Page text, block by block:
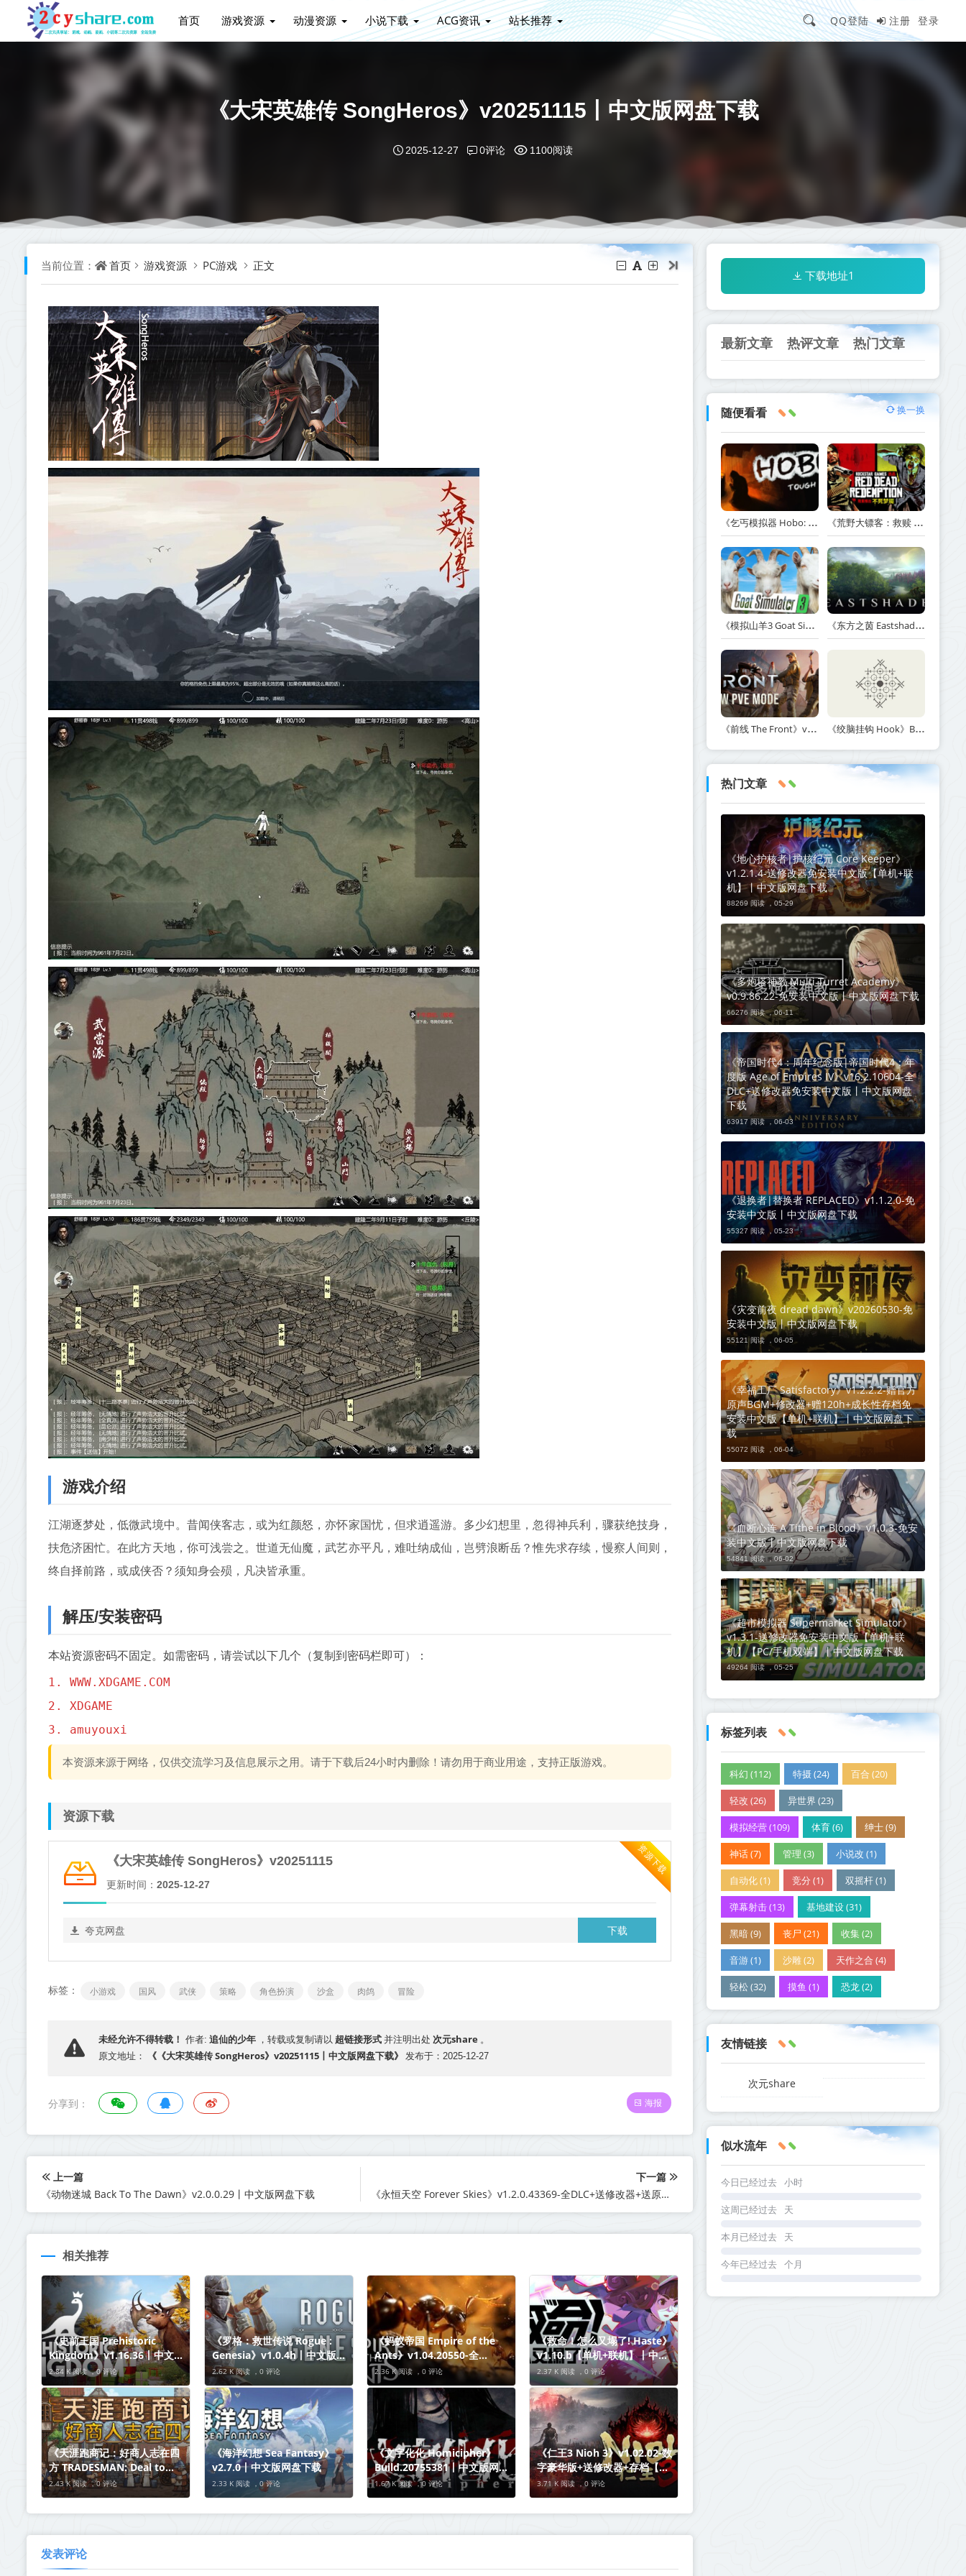
首页 游戏资源 动漫资源 小说下载 ACG资讯 站长推荐 QQ登陆 注册 登录
《大宋英雄传 SongHeros》v20251115丨中文版网盘下载
2025-12-27 0评论 1100阅读
当前位置： 首页 游戏资源 PC游戏 正文
游戏介绍
江湖逐梦处，低微武境中。昔闻侠客志，或为红颜怒，亦怀家国忧，但求逍遥游。多少幻想里，忽得神兵利，骤获绝技身，
扶危济困忙。在此方天地，你可浅尝之。世道无仙魔，武艺亦平凡，难吐纳成仙，岂劈浪断岳？惟先求存续，慢察人间则，
终自择前路，或成侠否？须知身会殒，凡决皆承重。
解压/安装密码
本站资源密码不固定。如需密码，请尝试以下几个（复制到密码栏即可）：
1. WWW.XDGAME.COM
2. XDGAME
3. amuyouxi
本资源来源于网络，仅供交流学习及信息展示之用。请于下载后24小时内删除！请勿用于商业用途，支持正版游戏。
资源下载
资源下载
《大宋英雄传 SongHeros》v20251115
更新时间： 2025-12-27
下载
夸克网盘
标签： 小游戏 国风 武侠 策略 角色扮演 沙盒 肉鸽 冒险
未经允许不得转载！ 作者: 追仙的少年 ，转载或复制请以 超链接形式 并注明出处 次元share 。
原文地址：
《《大宋英雄传 SongHeros》v20251115丨中文版网盘下载》 发布于：2025-12-27
分享到： 海报
上一篇
《动物迷城 Back To The Dawn》v2.0.0.29丨中文版网盘下载
下一篇
《永恒天空 Forever Skies》v1.2.0.43369-全DLC+送修改器+送原声带【单机+联机】丨中文版网盘下载
相关推荐
《史前王国 Prehistoric
Kingdom》v1.16.36丨中文版
网盘下载
2.84 K 阅读 ，0 评论
《罗格：救世传说 Rogue :
Genesia》v1.0.4h丨中文版网
盘下载
2.62 K 阅读 ， 0 评论
《蚂蚁帝国 Empire of the
Ants》v1.04.20550-全
DLC【单机+联机】丨中文版
网盘下载
2.36 K 阅读 ， 0 评论
《救命！怎么又塌了! Haste》
v1.10.b【单机+联机】丨中文
版网盘下载
2.37 K 阅读 ， 0 评论
《天涯跑商记：好商人志在四
方 TRADESMAN: Deal to
Dealer》Build.21003541丨
中文版网盘下载
2.43 K 阅读 ，0 评论
《海洋幻想 Sea Fantasy》
v2.7.0丨中文版网盘下载
2.33 K 阅读 ， 0 评论
《文字化化 Homicipher》
Build.20755381丨中文版网盘
下载
1.67 K 阅读 ，0 评论
《仁王3 Nioh 3》v1.02.02-数
字豪华版+送修改器+存档【单
机+联机】丨中文版网盘下载
3.71 K 阅读 ， 0 评论
发表评论
下载地址1
最新文章 热评文章 热门文章
随便看看 换一换
《乞丐模拟器 Hobo: Tough Life》v1.20.010-赠原声带+解锁全人物满级通关存档+多项修改器【单机+联机】丨中文版网盘下载 《荒野大镖客：救赎 Red Dead Redemption》v1.0.42.46611-送修改器丨中文版网盘下载
《模拟山羊3 Goat Simulator 3》v1.2.0.2-全DLC+含重制版【单机+联机】【PC/手机双端】丨中文版网盘下载 《东方之茵 Eastshade》Build.20251455-免安装中文版丨中文版网盘下载
《前线 The Front》v1.5.7丨中文版网盘下载 《绞脑挂钩 Hook》Build.21678887-免安装中文版丨中文版网盘下载
热门文章
《地心护核者|护核纪元 Core Keeper》
v1.2.1.4-送修改器免安装中文版【单机+联
机】丨中文版网盘下载
88269 阅读 ， 05-29
《多炮塔神教 Multi Turret Academy》
v0.9.86.22-免安装中文版丨中文版网盘下载
66276 阅读 ，06-11
《帝国时代4：周年纪念版|帝国时代4：年
度版 Age of Empires IV》v16.2.10604-全
DLC+送修改器免安装中文版丨中文版网盘
下载
63917 阅读 ，06-03
《退换者|替换者 REPLACED》v1.1.2.0-免
安装中文版丨中文版网盘下载
55327 阅读 ，05-23
《灾变前夜 dread dawn》v20260530-免
安装中文版丨中文版网盘下载
55121 阅读 ， 06-05
《幸福工厂 Satisfactory》v1.2.2.2-赠官方
原声BGM+修改器+赠120h+成长性存档免
安装中文版【单机+联机】丨中文版网盘下
载
55072 阅读 ， 06-04
《血断心连 A Tithe in Blood》v1.0.3-免安
装中文版丨中文版网盘下载
54841 阅读 ，06-02
《超市模拟器 Supermarket Simulator》
v1.3.1-送修改器免安装中文版【单机+联
机】【PC/手机双端】丨中文版网盘下载
49264 阅读 ，05-25
标签列表
科幻 (112) 特摄 (24) 百合 (20)
轻改 (26) 异世界 (23)
模拟经营 (109) 体育 (6) 绅士 (9)
神话 (7) 管理 (3) 小说改 (1)
自动化 (1) 竞分 (1) 双摇杆 (1)
弹幕射击 (13) 基地建设 (31)
黑暗 (9) 丧尸 (21) 收集 (2)
音游 (1) 沙雕 (2) 天作之合 (4)
轻松 (32) 摸鱼 (1) 恐龙 (2)
友情链接
次元share
似水流年
今日已经过去 小时
这周已经过去 天
本月已经过去 天
今年已经过去 个月